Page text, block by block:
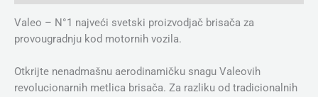
Valeo – N°1 najveći svetski proizvodjač brisača za
provougradnju kod motornih vozila.
Otkrijte nenadmašnu aerodinamičku snagu Valeovih
revolucionarnih metlica brisača. Za razliku od tradicionalnih